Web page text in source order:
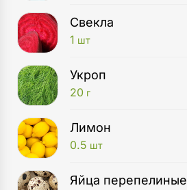
Свекла
1 шт
Укроп
20 г
Лимон
0.5 шт
Яйца перепелиные